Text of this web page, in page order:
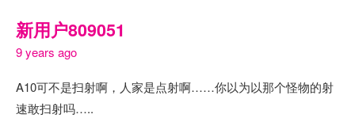
新用户809051
9 years ago
A10可不是扫射啊，人家是点射啊……你以为以那个怪物的射
速敢扫射吗…..